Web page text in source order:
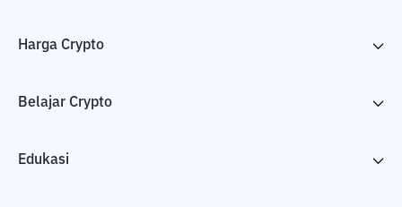
Harga Crypto
Belajar Crypto
Edukasi